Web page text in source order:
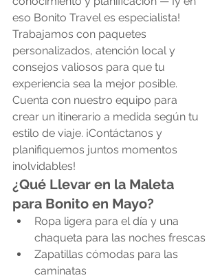
eso Bonito Travel es especialista!
Trabajamos con paquetes
personalizados, atención local y
consejos valiosos para que tu
experiencia sea la mejor posible.
Cuenta con nuestro equipo para
crear un itinerario a medida según tu
estilo de viaje. ¡Contáctanos y
planifiquemos juntos momentos
inolvidables!
¿Qué Llevar en la Maleta
para Bonito en Mayo?
Ropa ligera para el día y una
chaqueta para las noches frescas
Zapatillas cómodas para las
caminatas